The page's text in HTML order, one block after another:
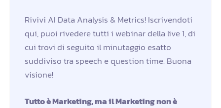
Rivivi AI Data Analysis & Metrics! Iscrivendoti
qui, puoi rivedere tutti i webinar della live 1, di
cui trovi di seguito il minutaggio esatto
suddiviso tra speech e question time. Buona
visione!
Tutto è Marketing, ma il Marketing non è